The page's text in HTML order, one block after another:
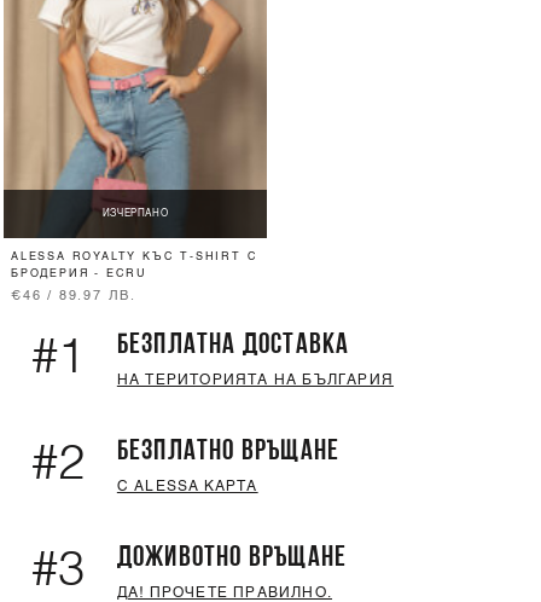
ИЗЧЕРПАНО
ALESSA ROYALTY КЪС T-SHIRT С
БРОДЕРИЯ - ECRU
€46 / 89.97 ЛВ.
#1 БЕЗПЛАТНА ДОСТАВКА
НА ТЕРИТОРИЯТА НА БЪЛГАРИЯ
#2 БЕЗПЛАТНО ВРЪЩАНЕ
С ALESSA КАРТА
#3 ДОЖИВОТНО ВРЪЩАНЕ
ДА! ПРОЧЕТЕ ПРАВИЛНО.